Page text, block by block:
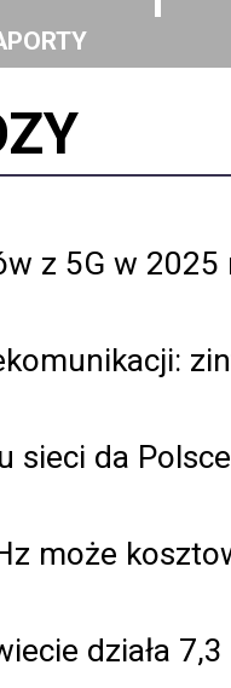
z 5G w 2025
sieci da
może
działa